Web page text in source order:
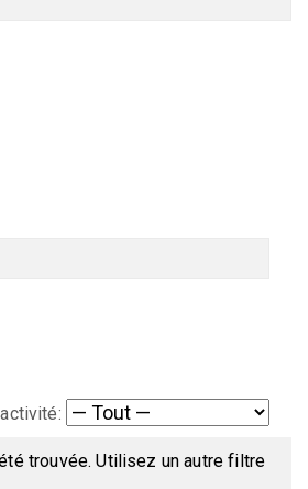
trouvée. Utilisez un autre filtre